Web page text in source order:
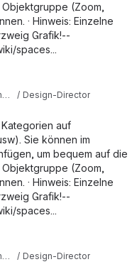
(Zoom,
· Hinweis: Einzelne
Grafik!--
spaces...
Zeichenhilfen Design-Director
auf
Sie können im
um bequem auf die
(Zoom,
· Hinweis: Einzelne
Grafik!--
spaces...
Zeichenhilfen Design-Director